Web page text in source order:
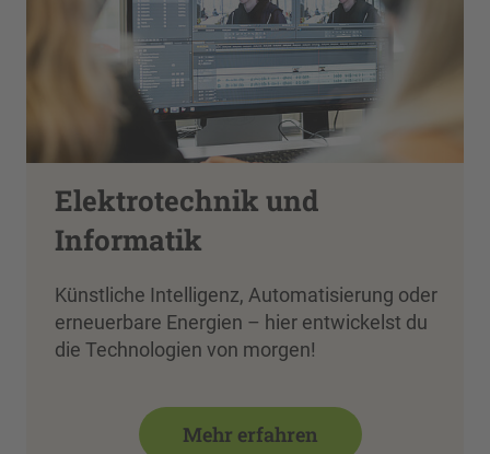
Elektrotechnik und
Informatik
Künstliche Intelligenz, Automatisierung oder
erneuerbare Energien – hier entwickelst du
die Technologien von morgen!
Mehr erfahren